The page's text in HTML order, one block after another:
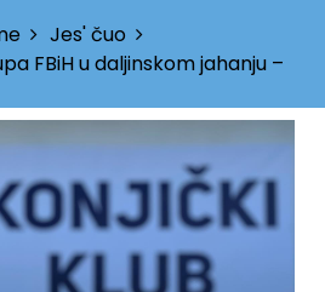
Jes' čuo
FBiH u daljinskom jahanju –